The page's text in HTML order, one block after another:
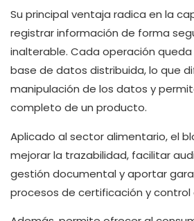
Su principal ventaja radica en la
registrar información de forma
inalterable. Cada operación
base de datos distribuida, lo que
manipulación de los datos y
completo de un producto.
Aplicado al sector alimentario, el
mejorar la trazabilidad, facilitar
gestión documental y aportar
procesos de certificación y control